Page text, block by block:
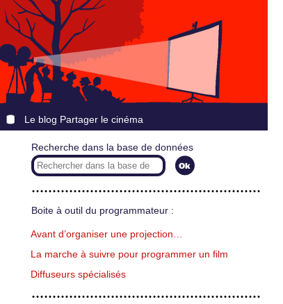
Le blog Partager le cinéma
Recherche dans la base de données
Boite à outil du programmateur :
Avant d’organiser une projection…
La marche à suivre pour programmer un film
Diffuseurs spécialisés